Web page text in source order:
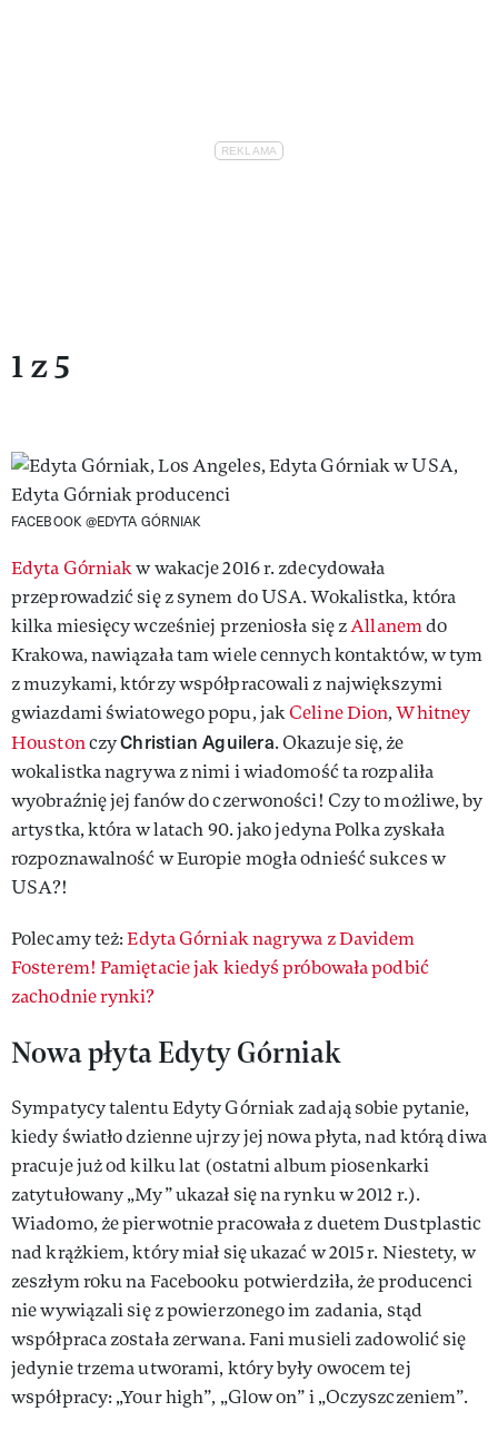
1 z 5
FACEBOOK @EDYTA GÓRNIAK
Edyta Górniakw wakacje 2016 r. zdecydowała
przeprowadzić się z synem do USA. Wokalistka, która
kilka miesięcy wcześniej przeniosła się zAllanemdo
Krakowa, nawiązała tam wiele cennych kontaktów, w tym
z muzykami, którzy współpracowali z największymi
gwiazdami światowego popu, jakCeline Dion,Whitney
HoustonczyChristian Aguilera. Okazuje się, że
wokalistka nagrywa z nimi i wiadomość ta rozpaliła
wyobraźnię jej fanów do czerwoności! Czy to możliwe, by
artystka, która w latach 90. jako jedyna Polka zyskała
rozpoznawalność w Europie mogła odnieść sukces w
USA?!
Polecamy też:Edyta Górniak nagrywa z Davidem
Fosterem! Pamiętacie jak kiedyś próbowała podbić
zachodnie rynki?
Nowa płyta Edyty Górniak
Sympatycy talentu Edyty Górniak zadają sobie pytanie,
kiedy światło dzienne ujrzy jej nowa płyta, nad którą diwa
pracuje już od kilku lat (ostatni album piosenkarki
zatytułowany „My” ukazał się na rynku w 2012 r.).
Wiadomo, że pierwotnie pracowała z duetem Dustplastic
nad krążkiem, który miał się ukazać w 2015 r. Niestety, w
zeszłym roku na Facebooku potwierdziła, że producenci
nie wywiązali się z powierzonego im zadania, stąd
współpraca została zerwana. Fani musieli zadowolić się
jedynie trzema utworami, który były owocem tej
współpracy: „Your high”, „Glow on” i „Oczyszczeniem”.